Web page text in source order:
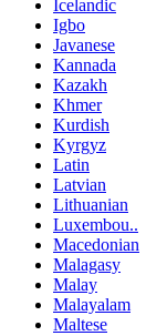
Icelandic
Igbo
Javanese
Kannada
Kazakh
Khmer
Kurdish
Kyrgyz
Latin
Latvian
Lithuanian
Luxembou..
Macedonian
Malagasy
Malay
Malayalam
Maltese